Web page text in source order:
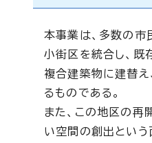
本事業は、多数の
小街区を統合し、既
複合建築物に建替
るものである。
また、この地区の再
い空間の創出という